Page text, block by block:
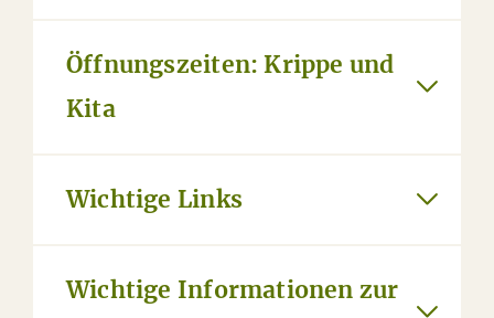
Öffnungszeiten: Krippe und
Kita
Wichtige Links
Wichtige Informationen zur